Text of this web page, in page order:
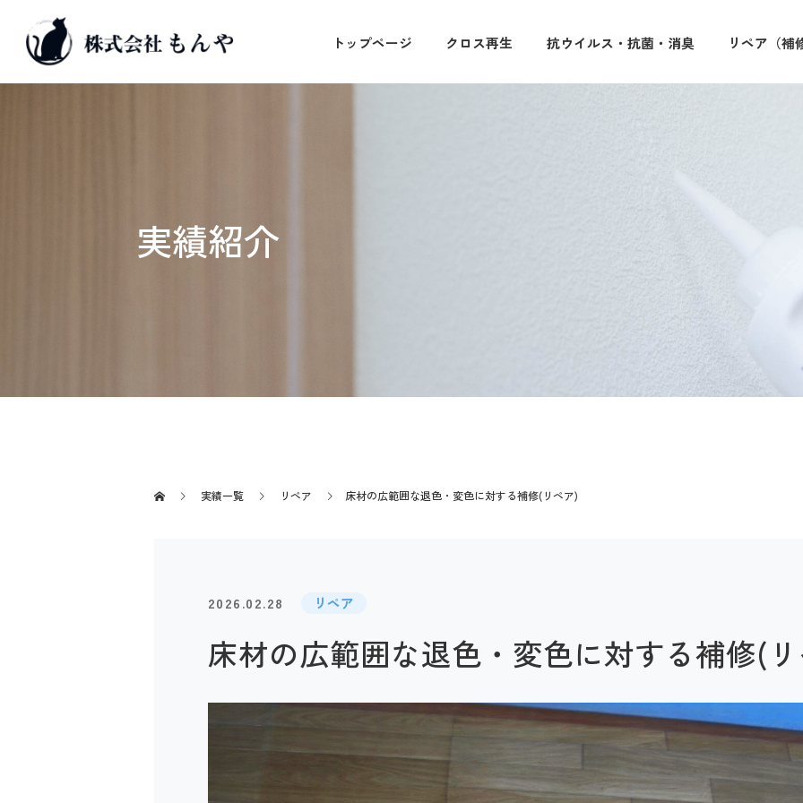
トップページ クロス再生 抗ウイルス・抗菌・消臭 リペア（補
実績紹介
実績一覧 リペア 床材の広範囲な退色・変色に対する補修(リペア)
2026.02.28 リペア
床材の広範囲な退色・変色に対する補修(